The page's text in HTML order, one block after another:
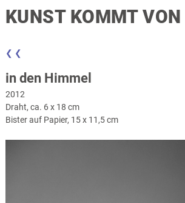
KUNST KOMMT VON
❮ ❮
in den Himmel
2012
Draht, ca. 6 x 18 cm
Bister auf Papier, 15 x 11,5 cm